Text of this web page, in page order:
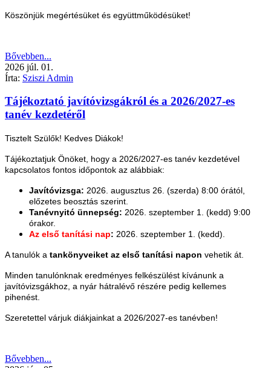
Köszönjük megértésüket és együttműködésüket!
Bővebben...
2026 júl. 01.
Írta: Sziszi Admin
Tájékoztató javítóvizsgákról és a 2026/2027-es
tanév kezdetéről
Tisztelt Szülők! Kedves Diákok!
Tájékoztatjuk Önöket, hogy a 2026/2027-es tanév kezdetével
kapcsolatos fontos időpontok az alábbiak:
Javítóvizsga: 2026. augusztus 26. (szerda) 8:00 órától,
előzetes beosztás szerint.
Tanévnyitó ünnepség: 2026. szeptember 1. (kedd) 9:00
órakor.
Az első tanítási nap: 2026. szeptember 1. (kedd).
A tanulók a tankönyveiket az első tanítási napon vehetik át.
Minden tanulónknak eredményes felkészülést kívánunk a
javítóvizsgákhoz, a nyár hátralévő részére pedig kellemes
pihenést.
Szeretettel várjuk diákjainkat a 2026/2027-es tanévben!
Bővebben...